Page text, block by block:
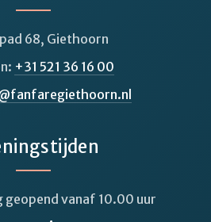
68, Giethoorn
+31 521 36 16 00
geopend vanaf 10.00 uur